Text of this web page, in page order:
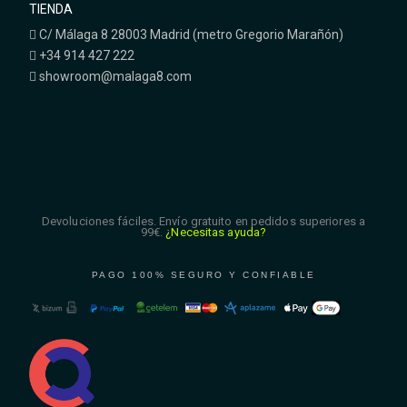
TIENDA
C/ Málaga 8 28003 Madrid (metro Gregorio Marañón)
+34 914 427 222
showroom@malaga8.com
Devoluciones fáciles. Envío gratuito en pedidos superiores a
99€. ¿Necesitas ayuda?
PAGO 100% SEGURO Y CONFIABLE